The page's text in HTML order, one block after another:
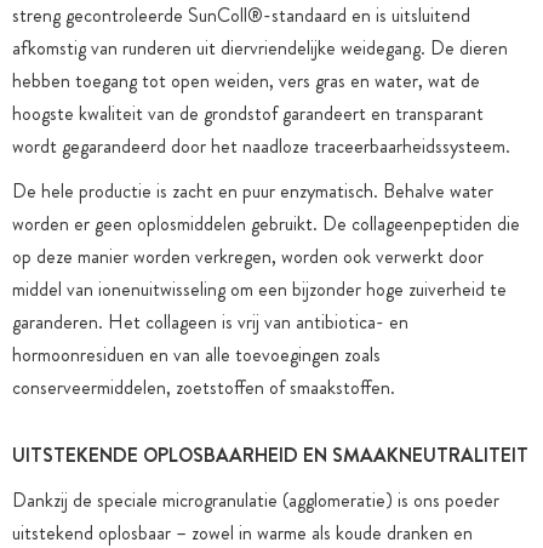
streng gecontroleerde SunColl®-standaard en is uitsluitend
afkomstig van runderen uit diervriendelijke weidegang. De dieren
hebben toegang tot open weiden, vers gras en water, wat de
hoogste kwaliteit van de grondstof garandeert en transparant
wordt gegarandeerd door het naadloze traceerbaarheidssysteem.
De hele productie is zacht en puur enzymatisch. Behalve water
worden er geen oplosmiddelen gebruikt. De collageenpeptiden die
op deze manier worden verkregen, worden ook verwerkt door
middel van ionenuitwisseling om een bijzonder hoge zuiverheid te
garanderen. Het collageen is vrij van antibiotica- en
hormoonresiduen en van alle toevoegingen zoals
conserveermiddelen, zoetstoffen of smaakstoffen.
UITSTEKENDE OPLOSBAARHEID EN SMAAKNEUTRALITEIT
Dankzij de speciale microgranulatie (agglomeratie) is ons poeder
uitstekend oplosbaar – zowel in warme als koude dranken en